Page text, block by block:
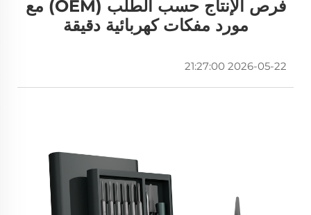
فرص الإنتاج حسب الطلب (OEM) مع
مورد مفكات كهربائية دقيقة
2026-05-22 21:27:00